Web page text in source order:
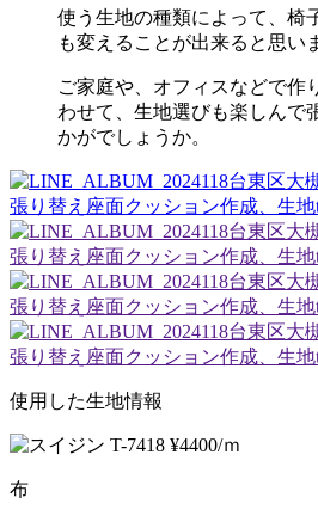
使う生地の種類によって、椅
も変えることが出来ると思い
ご家庭や、オフィスなどで作
わせて、生地選びも楽しんで
かがでしょうか。
使用した生地情報
布